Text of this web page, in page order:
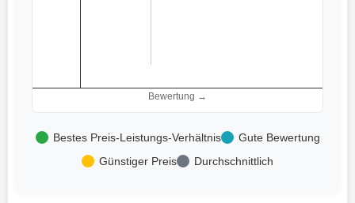
Bewertung →
Bestes Preis-Leistungs-Verhältnis
Gute Bewertung
Günstiger Preis
Durchschnittlich